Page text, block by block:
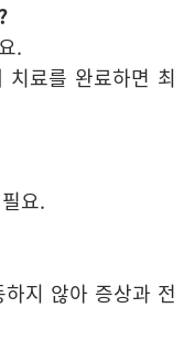
.
료를 완료하면 최
요.
지 않아 증상과 전